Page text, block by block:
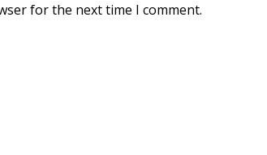
for the next time I comment.